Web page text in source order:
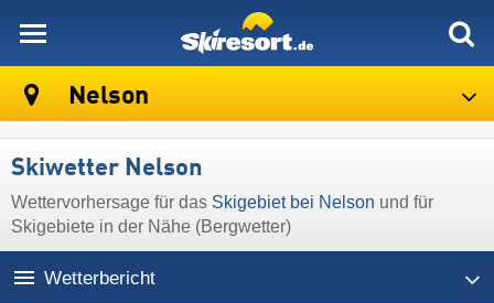
Nelson
Skiwetter Nelson
Wettervorhersage für das Skigebiet bei Nelson und für
Skigebiete in der Nähe (Bergwetter)
Wetterbericht